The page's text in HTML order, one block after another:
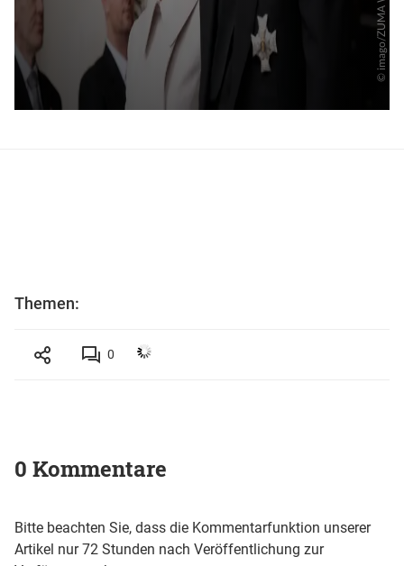
Themen:
0
0 Kommentare
Bitte beachten Sie, dass die Kommentarfunktion unserer
Artikel nur 72 Stunden nach Veröffentlichung zur